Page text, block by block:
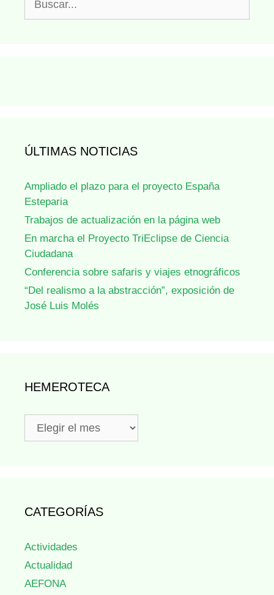
ÚLTIMAS NOTICIAS
Ampliado el plazo para el proyecto España
Esteparia
Trabajos de actualización en la página web
En marcha el Proyecto TriEclipse de Ciencia
Ciudadana
Conferencia sobre safaris y viajes etnográficos
“Del realismo a la abstracción”, exposición de
José Luis Molés
HEMEROTECA
Hemeroteca
CATEGORÍAS
Actividades
Actualidad
AEFONA